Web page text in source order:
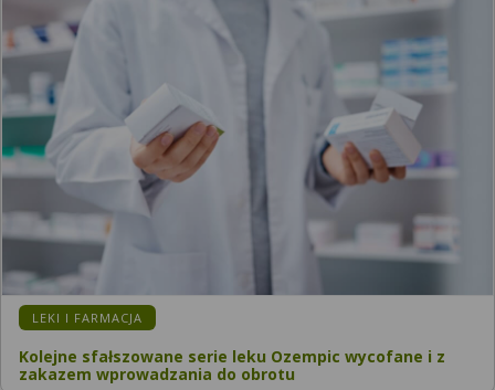
KATEGORIA:
LEKI I FARMACJA
Kolejne sfałszowane serie leku Ozempic wycofane i z
zakazem wprowadzania do obrotu